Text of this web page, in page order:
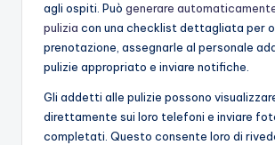
agli ospiti. Può generare
pulizia con una checklist dettagliata per
prenotazione, assegnarle al personale
pulizie appropriato e inviare notifiche.
Gli addetti alle pulizie possono
direttamente sui loro telefoni e inviare
completati. Questo consente loro di